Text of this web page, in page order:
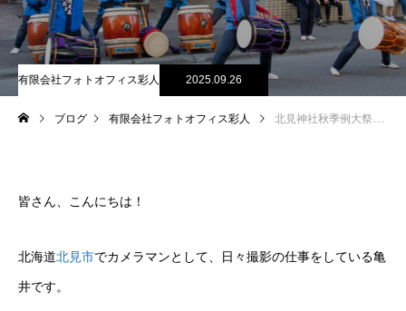
有限会社フォトオフィス彩人 2025.09.26
ブログ 有限会社フォトオフィス彩人 北見神社秋季例大祭Vol８！
皆さん、こんにちは！
北海道北見市でカメラマンとして、日々撮影の仕事をしている亀
井です。